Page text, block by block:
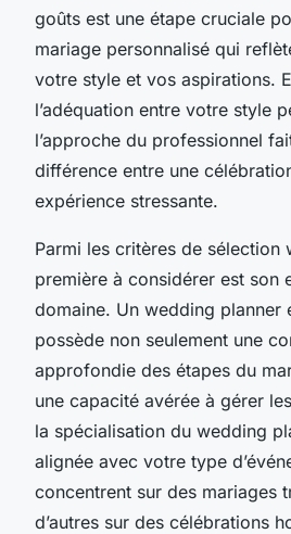
goûts est une étape cruciale
mariage personnalisé qui
votre style et vos aspirations.
l’adéquation entre votre style
l’approche du professionnel
différence entre une
expérience stressante.
Parmi les critères de sélection
première à considérer est son
domaine. Un wedding planner
possède non seulement une
approfondie des étapes du
une capacité avérée à gérer
la spécialisation du wedding
alignée avec votre type
concentrent sur des mariages
d’autres sur des célébrations